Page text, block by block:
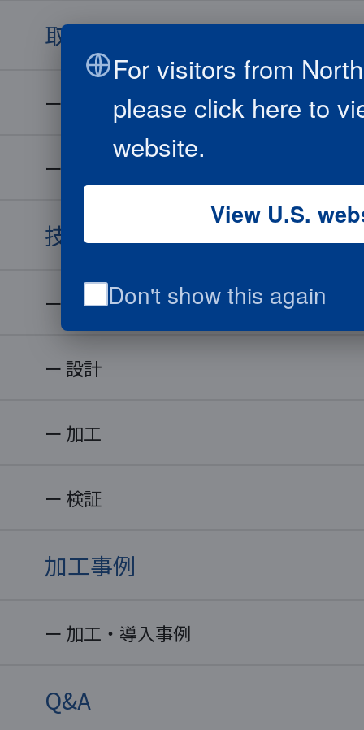
取り扱い材料
取り扱い材料
技術情報
技術情報一覧
設計
加工
検証
加工事例
加工・導入事例
Q&A
For visitors from
please click here to
website.
View U.S.
Don't show this again